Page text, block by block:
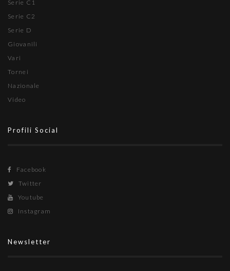
Serie C1
Serie C2
Serie D
Giovanili
Vari
Tornei
Nazionale
Video
Profili Social
Facebook
Twitter
Youtube
Instagram
Newsletter